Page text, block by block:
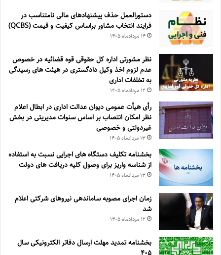
دستورالعمل حذف پيشنهادهای مالی نامتناسب در
فرايند انتخاب مشاور براساس كيفيت و قيمت (QCBS)
۱۴ مرداد‌ماه ۱۴۰۵
نظر مشورتی اداره کل حقوقی قوه قضائیه در خصوص
عدم لزوم اخذ وکیل دادگستری در هیئت های رسیدگی
به تخلفات اداری
۱۴ مرداد‌ماه ۱۴۰۵
رأی هیأت عمومی دیوان عدالت اداری در ابطال اعلام
نظر امکان انتصاب بر اساس سنوات مدیریتی در بخش
غیردولتی و خصوصی
۱۳ مرداد‌ماه ۱۴۰۵
بخشنامه تکلیف دستگاه های اجرایی نسبت به استفاده
از شناسه واریز برای وصول کلیه دریافت های دولت
۱۳ مرداد‌ماه ۱۴۰۵
زمان اجرای مصوبه ساماندهی نیروهای شرکتی اعلام
شد
۱۲ مرداد‌ماه ۱۴۰۵
بخشنامه تمدید مهلت ارسال دفاتر الکترونیکی سال